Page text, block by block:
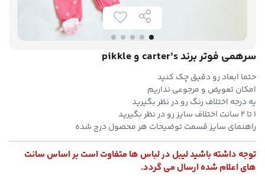
سرهمی فوتر برند carter’s و pikkle
حتما ابعاد رو دقیق چک کنید
امکان تعویض و مرجوعی نداریم
یه درجه اختلاف رنگ رو در نظر بگیرید
۱ تا ۲ سانت اختلاف سایز رو در نظر بگیرید
راهنمای سایز قسمت توضیحات هر محصول درج شده
توجه داشته باشید لیبل در لباس ها متفاوت است بر اساس سانت
های اعلام شده ارسال می گردد.